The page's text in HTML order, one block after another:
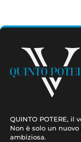
QUINTO POTERE, il
Non è solo un
ambiziosa.